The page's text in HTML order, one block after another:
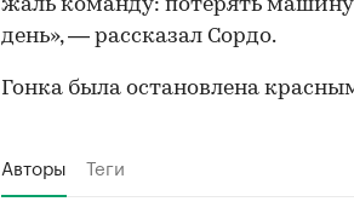
жаль команду: потерять
день», — рассказал Сордо.
Гонка была остановлена
Авторы Теги